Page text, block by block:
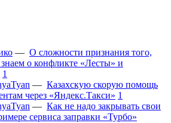
— О сложности признания того,
о конфликте «Лесты» и
1
— Казахскую скорую помощь
через «Яндекс.Такси» 1
— Как не надо закрывать свои
сервиса заправки «Турбо»